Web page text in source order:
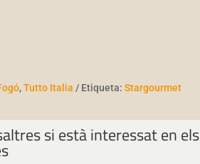
,Tutto Italia Etiqueta:Stargourmet
si està interessat en els